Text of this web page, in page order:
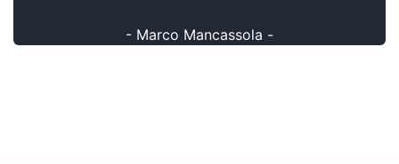
- Marco Mancassola -